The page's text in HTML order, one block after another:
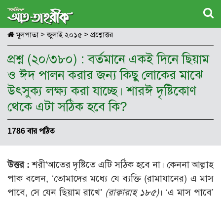
মূলপাতা> জুলাই ২০১৫ > প্রশ্নোত্তর
প্রশ্ন (২০/৩৮০) : বর্তমানে একই দিনে ছিয়াম
ও ঈদ পালন করার জন্য কিছু লোকের মাঝে
উৎসুক্য লক্ষ্য করা যাচ্ছে। শারঈ দৃষ্টিকোণ
থেকে এটা সঠিক হবে কি?
1786 বার পঠিত
উত্তর :শরী‘আতের দৃষ্টিতে এটি সঠিক হবে না। কেননা আল্লাহ
পাক বলেন, ‘তোমাদের মধ্যে যে ব্যক্তি (রামাযানের) এ মাস
পাবে, সে যেন ছিয়াম রাখে’ (রাক্বারাহ ১৮৫)। ‘এ মাস পাবে’